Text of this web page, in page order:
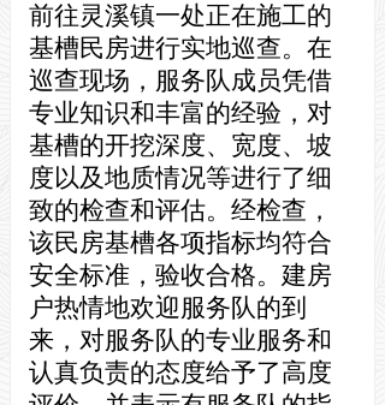
前往灵溪镇一处正在施工的
基槽民房进行实地巡查。在
巡查现场，服务队成员凭借
专业知识和丰富的经验，对
基槽的开挖深度、宽度、坡
度以及地质情况等进行了细
致的检查和评估。经检查，
该民房基槽各项指标均符合
安全标准，验收合格。建房
户热情地欢迎服务队的到
来，对服务队的专业服务和
认真负责的态度给予了高度